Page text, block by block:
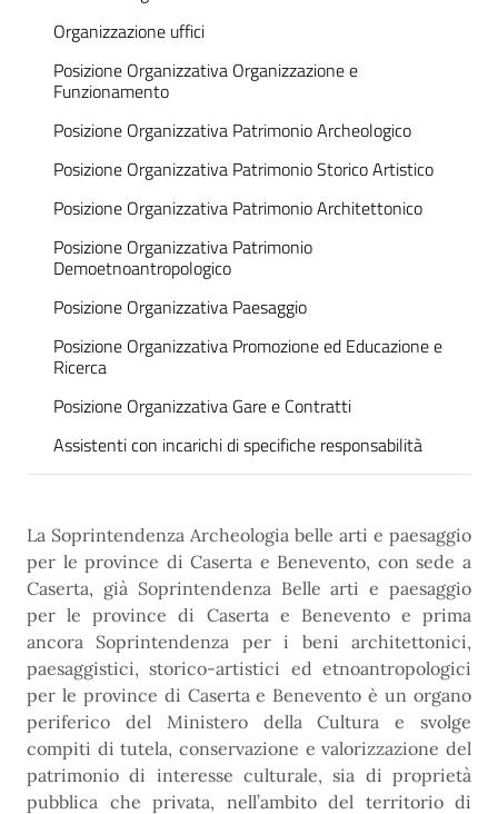
Organizzazione uffici
Posizione Organizzativa Organizzazione e
Funzionamento
Posizione Organizzativa Patrimonio Archeologico
Posizione Organizzativa Patrimonio Storico Artistico
Posizione Organizzativa Patrimonio Architettonico
Posizione Organizzativa Patrimonio
Demoetnoantropologico
Posizione Organizzativa Paesaggio
Posizione Organizzativa Promozione ed Educazione e
Ricerca
Posizione Organizzativa Gare e Contratti
Assistenti con incarichi di specifiche responsabilità
La Soprintendenza Archeologia belle arti e paesaggio
per le province di Caserta e Benevento, con sede a
Caserta, già Soprintendenza Belle arti e paesaggio
per le province di Caserta e Benevento e prima
ancora Soprintendenza per i beni architettonici,
paesaggistici, storico-artistici ed etnoantropologici
per le province di Caserta e Benevento è un organo
periferico del Ministero della Cultura e svolge
compiti di tutela, conservazione e valorizzazione del
patrimonio di interesse culturale, sia di proprietà
pubblica che privata, nell’ambito del territorio di